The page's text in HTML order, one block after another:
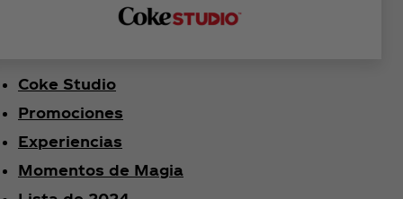
Coke Studio
Promociones
Experiencias
Momentos de Magia